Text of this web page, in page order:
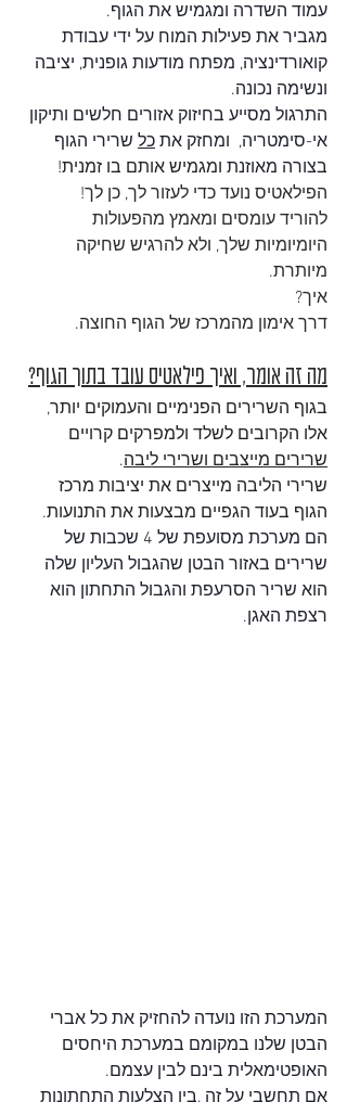
עמוד השדרה ומגמיש את הגוף.
מגביר את פעילות המוח על ידי עבודת
קואורדינציה, מפתח מודעות גופנית, יציבה
ונשימה נכונה.
התרגול מסייע בחיזוק אזורים חלשים ותיקון
אי-סימטריה,  ומחזק את כל שרירי הגוף
בצורה מאוזנת ומגמיש אותם בו זמנית!
הפילאטיס נועד כדי לעזור לך, כן לך!
להוריד עומסים ומאמץ מהפעולות
היומיומיות שלך, ולא להרגיש שחיקה
מיותרת.
איך?
דרך אימון מהמרכז של הגוף החוצה.
מה זה אומר, ואיך פילאטיס עובד בתוך הגוף?
בגוף השרירים הפנימיים והעמוקים יותר,
אלו הקרובים לשלד ולמפרקים קרויים
שרירים מייצבים ושרירי ליבה.
שרירי הליבה מייצרים את יציבות מרכז
הגוף בעוד הגפיים מבצעות את התנועות.
הם מערכת מסועפת של 4 שכבות של
שרירים באזור הבטן שהגבול העליון שלה
הוא שריר הסרעפת והגבול התחתון הוא
רצפת האגן.
המערכת הזו נועדה להחזיק את כל אברי
הבטן שלנו במקומם במערכת היחסים
האופטימאלית בינם לבין עצמם.